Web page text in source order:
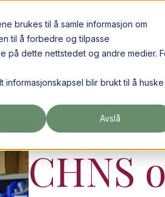
brukes til å samle informasjon om
til å forbedre og tilpasse
på dette nettstedet og andre medier.
blir brukt til å huske
Avslå
Leverandører Kurs og
CHNS